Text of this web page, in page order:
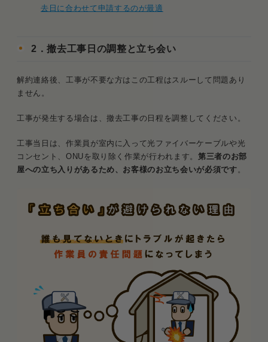
去日に合わせて申請するのが最適
2．撤去工事日の調整と立ち会い
解約連絡後、工事が不要な方はこの工程はスルーして問題あり
ません。
工事が発生する場合は、撤去工事の日程を調整してください。
工事当日は、作業員が室内に入って光ファイバーケーブルや光
コンセント、ONUを取り除く作業が行われます。 第三者のお部
屋への立ち入りがあるため、お客様のお立ち会いが必須です 。